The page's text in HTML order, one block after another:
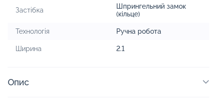
Застібка
Шпрингельний замок
(кільце)
Технологія Ручна робота
Ширина 2.1
Опис